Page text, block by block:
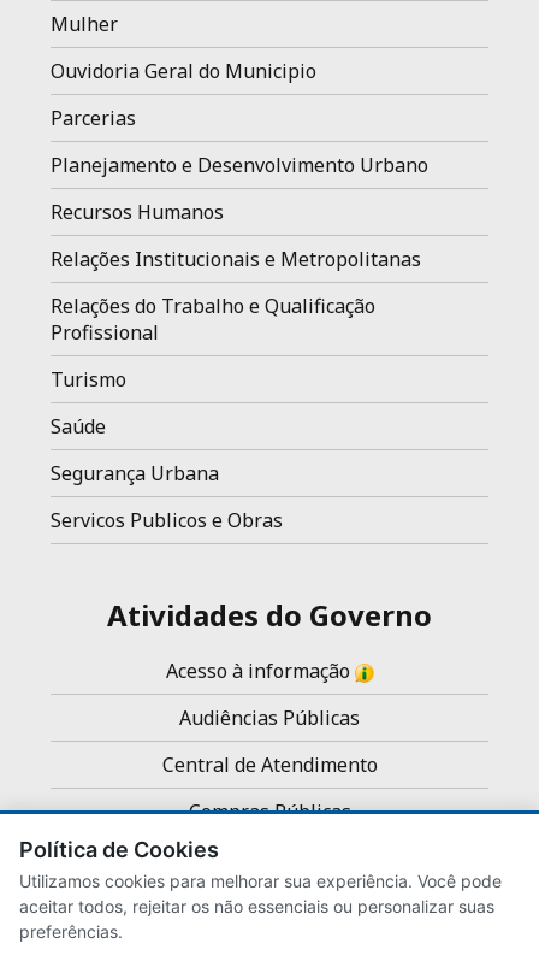
Mulher
Ouvidoria Geral do Municipio
Parcerias
Planejamento e Desenvolvimento Urbano
Recursos Humanos
Relações Institucionais e Metropolitanas
Relações do Trabalho e Qualificação
Profissional
Turismo
Saúde
Segurança Urbana
Servicos Publicos e Obras
Atividades do Governo
Acesso à informação
Audiências Públicas
Central de Atendimento
Compras Públicas
Concursos e Processos Seletivos
Noticias
Política de Cookies
Utilizamos cookies para melhorar sua experiência. Você pode
aceitar todos, rejeitar os não essenciais ou personalizar suas
preferências.